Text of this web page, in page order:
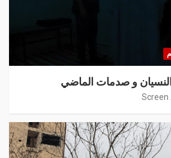
النسيان و صدمات الماضي
Screen